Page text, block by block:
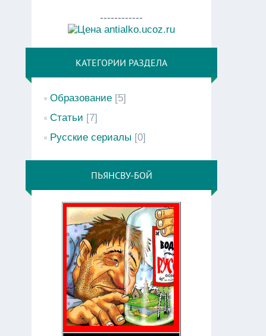
------------
КАТЕГОРИИ РАЗДЕЛА
Образование [5]
Статьи [7]
Русские сериалы [0]
ПЬЯНСВУ-БОЙ